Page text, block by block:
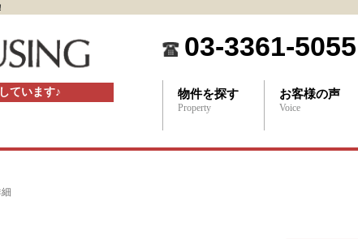
ています♪
03-3361-5055
物件を探す
Property
お客様の声
Voice